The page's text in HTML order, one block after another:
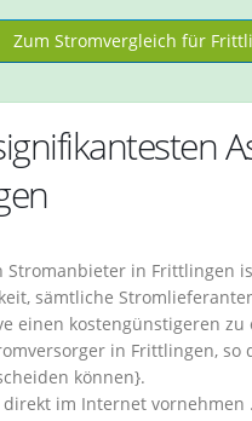
Zum Stromvergleich für
Stromanbieter in
sämtliche
einen kostengünstigeren
in Frittlingen, so
können}.
im Internet